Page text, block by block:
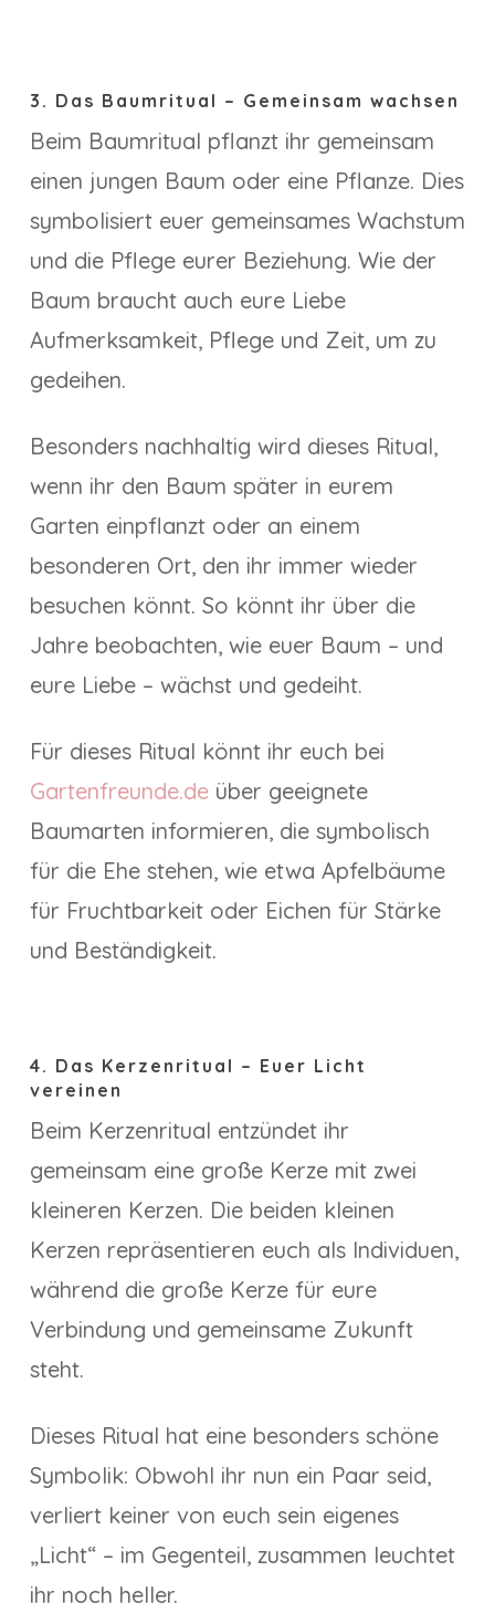
3. Das Baumritual – Gemeinsam wachsen
Beim Baumritual pflanzt ihr gemeinsam
einen jungen Baum oder eine Pflanze. Dies
symbolisiert euer gemeinsames Wachstum
und die Pflege eurer Beziehung. Wie der
Baum braucht auch eure Liebe
Aufmerksamkeit, Pflege und Zeit, um zu
gedeihen.
Besonders nachhaltig wird dieses Ritual,
wenn ihr den Baum später in eurem
Garten einpflanzt oder an einem
besonderen Ort, den ihr immer wieder
besuchen könnt. So könnt ihr über die
Jahre beobachten, wie euer Baum – und
eure Liebe – wächst und gedeiht.
Für dieses Ritual könnt ihr euch bei
Gartenfreunde.deüber geeignete
Baumarten informieren, die symbolisch
für die Ehe stehen, wie etwa Apfelbäume
für Fruchtbarkeit oder Eichen für Stärke
und Beständigkeit.
4. Das Kerzenritual – Euer Licht
vereinen
Beim Kerzenritual entzündet ihr
gemeinsam eine große Kerze mit zwei
kleineren Kerzen. Die beiden kleinen
Kerzen repräsentieren euch als Individuen,
während die große Kerze für eure
Verbindung und gemeinsame Zukunft
steht.
Dieses Ritual hat eine besonders schöne
Symbolik: Obwohl ihr nun ein Paar seid,
verliert keiner von euch sein eigenes
„Licht“ – im Gegenteil, zusammen leuchtet
ihr noch heller.